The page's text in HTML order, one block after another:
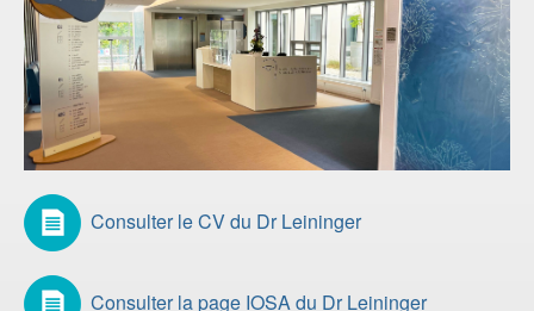
Consulter le CV du Dr Leininger
Consulter la page IOSA du Dr Leininger